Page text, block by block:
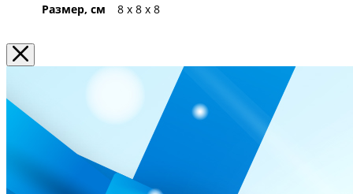
Размер, см
8 x 8 x 8